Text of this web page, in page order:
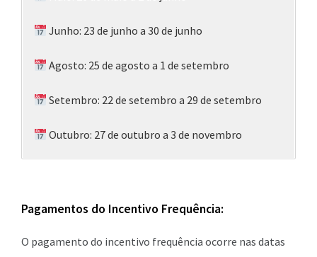
Junho: 23 de junho a 30 de junho
Agosto: 25 de agosto a 1 de setembro
Setembro: 22 de setembro a 29 de setembro
Outubro: 27 de outubro a 3 de novembro
Pagamentos do Incentivo Frequência:
O pagamento do incentivo frequência ocorre nas datas